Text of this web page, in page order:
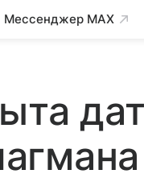
Мессенджер MAX